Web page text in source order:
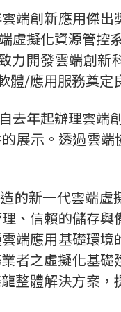
端創新應用傑
擬化資源管控
力開發雲端創新
體/應用服務奠定
年起辦理雲端
展示。透過雲
的新一代雲端虛
、信賴的儲存與
端應用基礎環
者之虛擬化基
整體解決方案，